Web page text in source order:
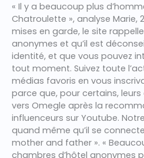
« Il y a beaucoup plus
Chatroulette », analyse Marie,
mises en garde, le site
anonymes et qu’il est
identité, et que vous pouvez
tout moment. Suivez toute
médias favoris en vous
parce que, pour certains,
vers Omegle après la
influenceurs sur Youtube.
quand même qu’il se
mother and father ». «
chambres d’hôtel anonymes